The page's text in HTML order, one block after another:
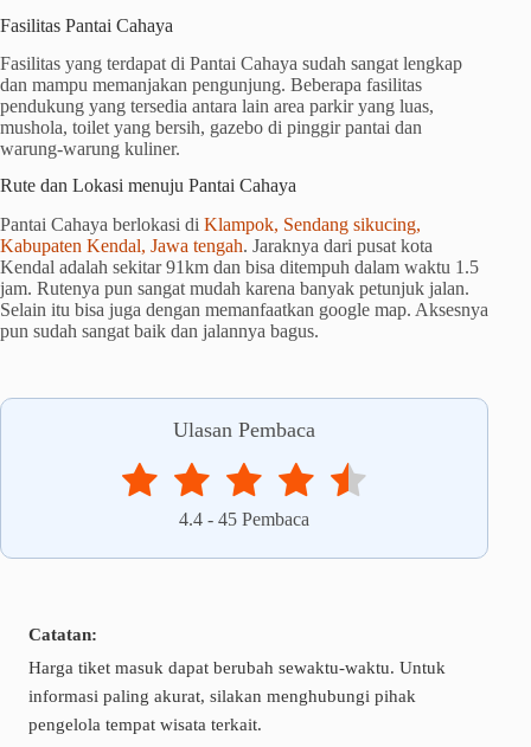
Fasilitas Pantai Cahaya
Fasilitas yang terdapat di Pantai Cahaya sudah sangat lengkap
dan mampu memanjakan pengunjung. Beberapa fasilitas
pendukung yang tersedia antara lain area parkir yang luas,
mushola, toilet yang bersih, gazebo di pinggir pantai dan
warung-warung kuliner.
Rute dan Lokasi menuju Pantai Cahaya
Pantai Cahaya berlokasi di Klampok, Sendang sikucing,
Kabupaten Kendal, Jawa tengah. Jaraknya dari pusat kota
Kendal adalah sekitar 91km dan bisa ditempuh dalam waktu 1.5
jam. Rutenya pun sangat mudah karena banyak petunjuk jalan.
Selain itu bisa juga dengan memanfaatkan google map. Aksesnya
pun sudah sangat baik dan jalannya bagus.
Ulasan Pembaca
4.4 -45 Pembaca
Catatan:
Harga tiket masuk dapat berubah sewaktu-waktu. Untuk
informasi paling akurat, silakan menghubungi pihak
pengelola tempat wisata terkait.